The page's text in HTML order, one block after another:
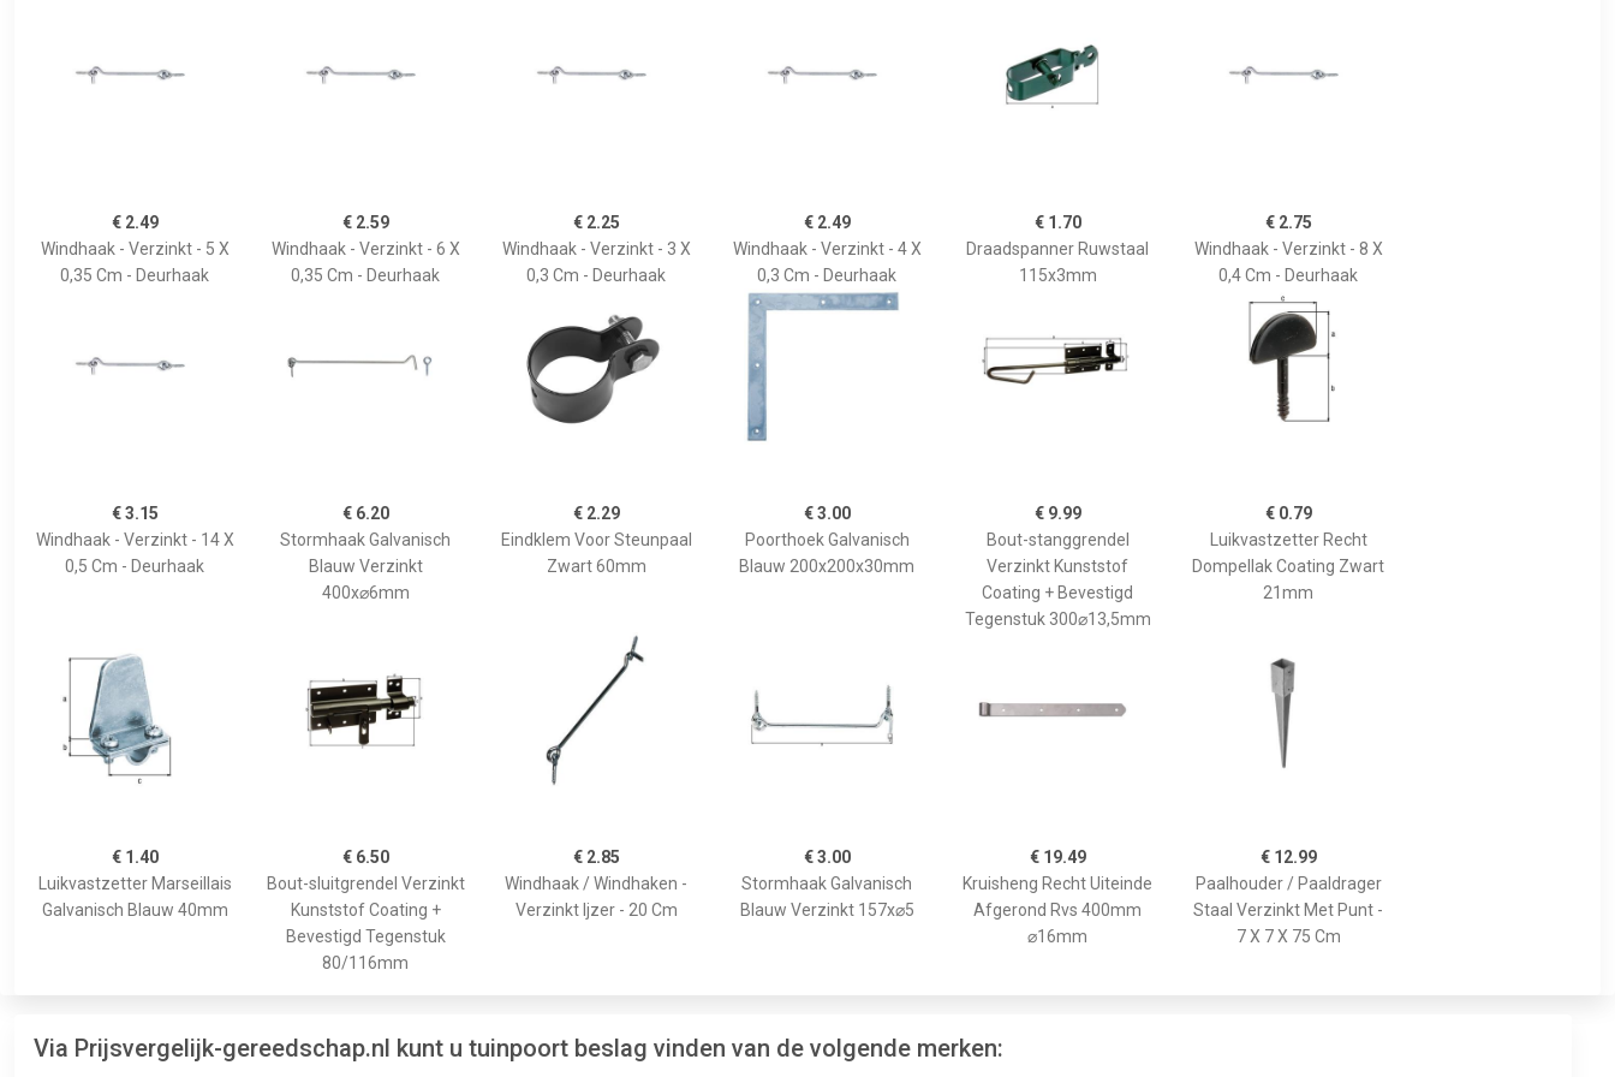
€ 2.49
Windhaak - Verzinkt - 5 X
0,35 Cm - Deurhaak
€ 2.59
Windhaak - Verzinkt - 6 X
0,35 Cm - Deurhaak
€ 2.25
Windhaak - Verzinkt - 3 X
0,3 Cm - Deurhaak
€ 2.49
Windhaak - Verzinkt - 4 X
0,3 Cm - Deurhaak
€ 1.70
Draadspanner Ruwstaal
115x3mm
€ 2.75
Windhaak - Verzinkt - 8 X
0,4 Cm - Deurhaak
€ 3.15
Windhaak - Verzinkt - 14 X
0,5 Cm - Deurhaak
€ 6.20
Stormhaak Galvanisch
Blauw Verzinkt
400x⌀6mm
€ 2.29
Eindklem Voor Steunpaal
Zwart 60mm
€ 3.00
Poorthoek Galvanisch
Blauw 200x200x30mm
€ 9.99
Bout-stanggrendel
Verzinkt Kunststof
Coating + Bevestigd
Tegenstuk 300⌀13,5mm
€ 0.79
Luikvastzetter Recht
Dompellak Coating Zwart
21mm
€ 1.40
Luikvastzetter Marseillais
Galvanisch Blauw 40mm
€ 6.50
Bout-sluitgrendel Verzinkt
Kunststof Coating +
Bevestigd Tegenstuk
80/116mm
€ 2.85
Windhaak / Windhaken -
Verzinkt Ijzer - 20 Cm
€ 3.00
Stormhaak Galvanisch
Blauw Verzinkt 157x⌀5
€ 19.49
Kruisheng Recht Uiteinde
Afgerond Rvs 400mm
⌀16mm
€ 12.99
Paalhouder / Paaldrager
Staal Verzinkt Met Punt -
7 X 7 X 75 Cm
Via Prijsvergelijk-gereedschap.nl kunt u tuinpoort beslag vinden van de volgende merken: